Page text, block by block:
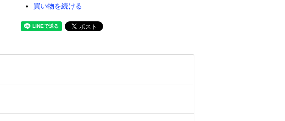
買い物を続ける